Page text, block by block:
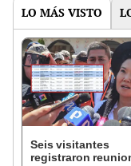
LO MÁS VISTO
Seis visitantes
registraron